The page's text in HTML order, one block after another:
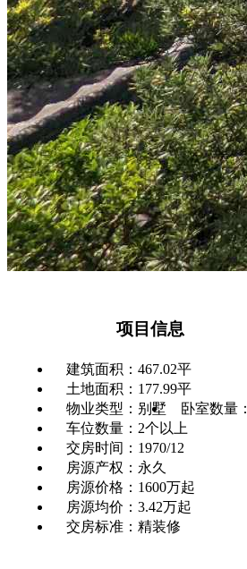
项目信息
建筑面积：467.02平
土地面积：177.99平
物业类型：别墅
卧室数量：
车位数量：2个以上
交房时间：1970/12
房源产权：永久
房源价格：1600万起
房源均价：3.42万起
交房标准：精装修